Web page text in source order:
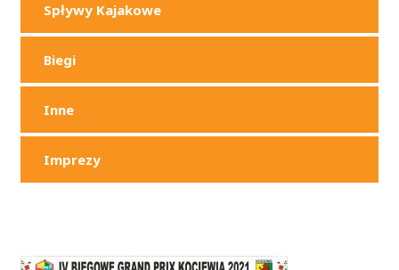
Spływy Kajakowe
Biegi
Inne
Imprezy